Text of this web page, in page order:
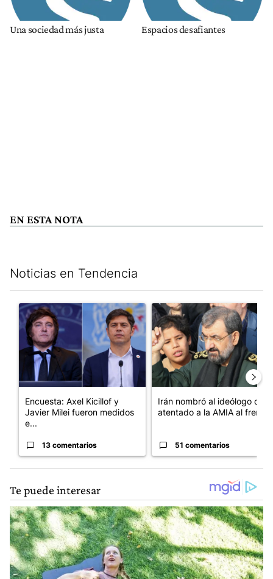
Una sociedad más justa Espacios desafiantes
EN ESTA NOTA
Noticias en Tendencia
Un artículo de tendencia con el título "Encuesta: Axel Kicillof y
Encuesta: Axel Kicillof y
Javier Milei fueron medidos
e...
13 comentarios
Un artículo de tendencia con
Irán nombró al ideólogo del
atentado a la AMIA al frent...
51 comentarios